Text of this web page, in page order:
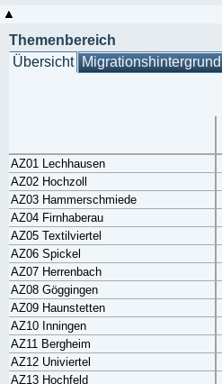
Themenbereich
Übersicht Migrationshintergrund
AZ01 Lechhausen
AZ02 Hochzoll
AZ03 Hammerschmiede
AZ04 Firnhaberau
AZ05 Textilviertel
AZ06 Spickel
AZ07 Herrenbach
AZ08 Göggingen
AZ09 Haunstetten
AZ10 Inningen
AZ11 Bergheim
AZ12 Univiertel
AZ13 Hochfeld